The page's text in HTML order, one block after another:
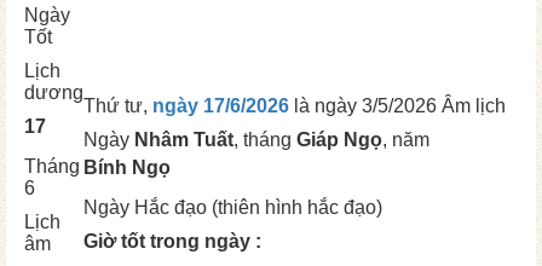
Ngày
Tốt
Lịch
dương
17
Tháng
6
Lịch
âm
Thứ tư, ngày 17/6/2026 là ngày 3/5/2026 Âm lịch
Ngày Nhâm Tuất, tháng Giáp Ngọ, năm
Bính Ngọ
Ngày Hắc đạo (thiên hình hắc đạo)
Giờ tốt trong ngày :